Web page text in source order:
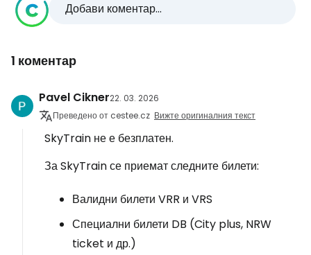
Добави коментар...
1 коментар
Pavel Cikner22. 03. 2026
Преведено от cestee.cz Вижте оригиналния текст
SkyTrain не е безплатен.
За SkyTrain се приемат следните билети:
Валидни билети VRR и VRS
Специални билети DB (City plus, NRW
ticket и др.)